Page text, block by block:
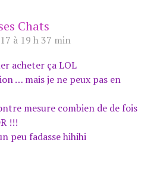
Chats
à 19 h 37 min
acheter ça LOL
… mais je ne peux pas en
mesure combien de de fois
!!!
peu fadasse hihihi